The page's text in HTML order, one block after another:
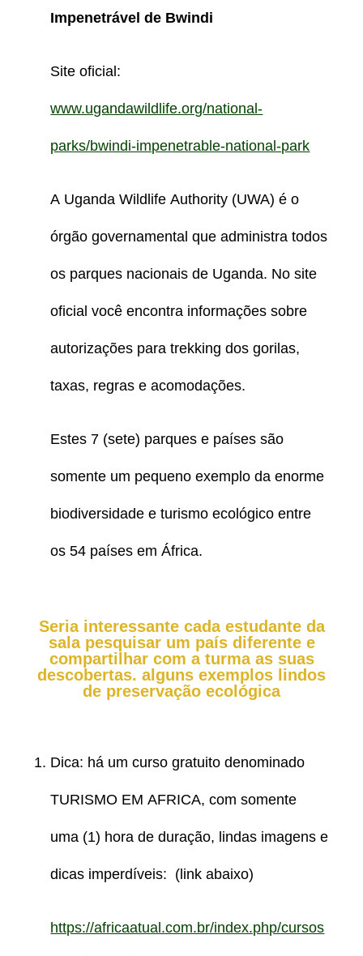
Impenetrável de Bwindi
Site oficial:
www.ugandawildlife.org/national-
parks/bwindi-impenetrable-national-park
A Uganda Wildlife Authority (UWA) é o
órgão governamental que administra todos
os parques nacionais de Uganda. No site
oficial você encontra informações sobre
autorizações para trekking dos gorilas,
taxas, regras e acomodações.
Estes 7 (sete) parques e países são
somente um pequeno exemplo da enorme
biodiversidade e turismo ecológico entre
os 54 países em África.
Seria interessante cada estudante da
sala pesquisar um país diferente e
compartilhar com a turma as suas
descobertas. alguns exemplos lindos
de preservação ecológica
Dica: há um curso gratuito denominado
TURISMO EM AFRICA, com somente
uma (1) hora de duração, lindas imagens e
dicas imperdíveis: (link abaixo)
https://africaatual.com.br/index.php/cursos